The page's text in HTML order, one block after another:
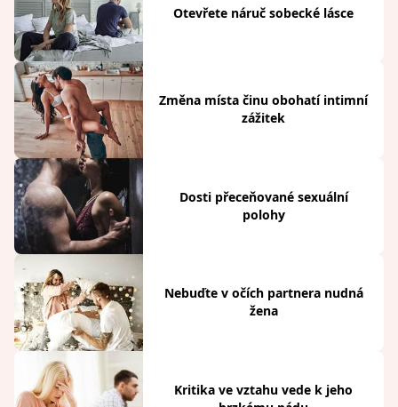
Otevřete náruč sobecké lásce
Změna místa činu obohatí intimní
zážitek
Dosti přeceňované sexuální
polohy
Nebuďte v očích partnera nudná
žena
Kritika ve vztahu vede k jeho